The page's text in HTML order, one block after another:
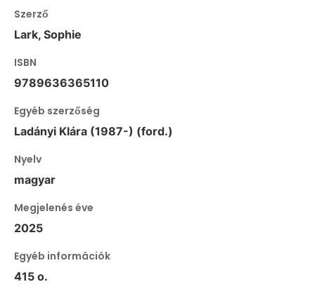
Szerző
Lark, Sophie
ISBN
9789636365110
Egyéb szerzőség
Ladányi Klára (1987-) (ford.)
Nyelv
magyar
Megjelenés éve
2025
Egyéb információk
415 o.